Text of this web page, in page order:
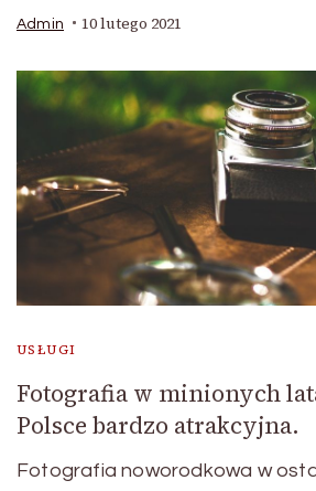
Admin 10 lutego 2021
USŁUGI
Fotografia w minionych
Polsce bardzo atrakcyjna.
Fotografia noworodkowa w